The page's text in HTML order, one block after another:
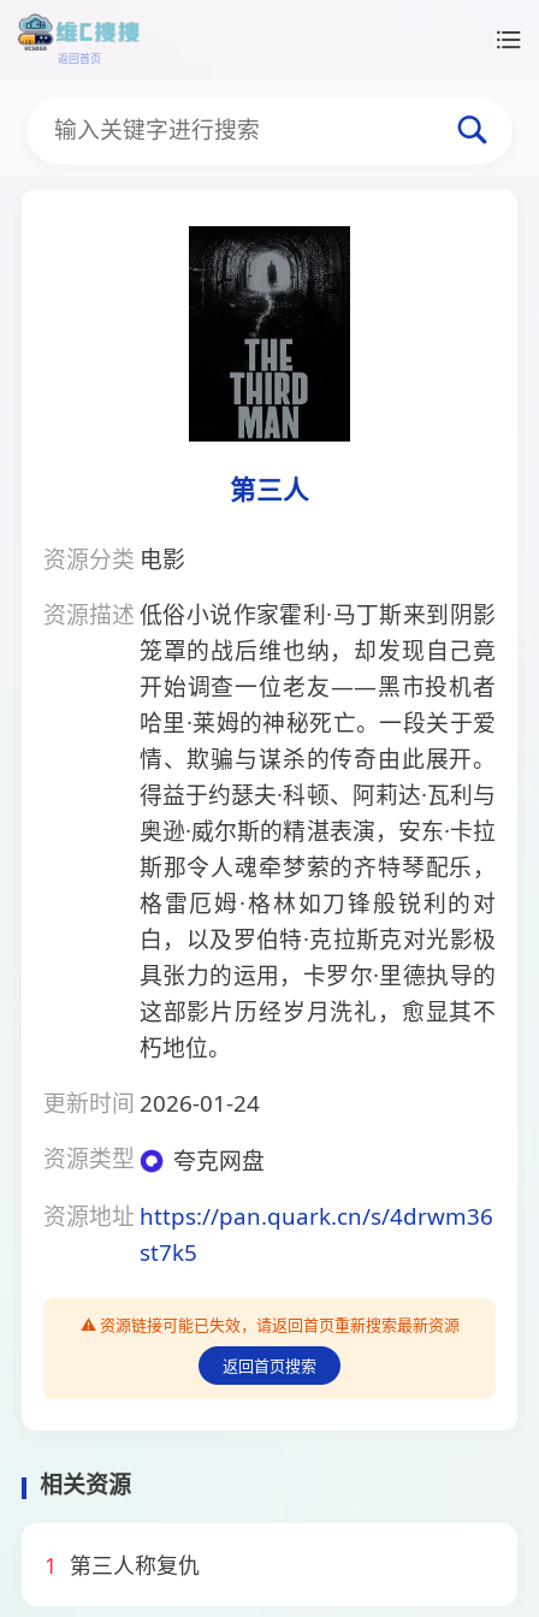
返回首页
第三人
资源分类 电影
资源描述低俗小说作家霍利·马丁斯来到阴影
笼罩的战后维也纳，却发现自己竟
开始调查一位老友——黑市投机者
哈里·莱姆的神秘死亡。一段关于爱
情、欺骗与谋杀的传奇由此展开。
得益于约瑟夫·科顿、阿莉达·瓦利与
奥逊·威尔斯的精湛表演，安东·卡拉
斯那令人魂牵梦萦的齐特琴配乐，
格雷厄姆·格林如刀锋般锐利的对
白，以及罗伯特·克拉斯克对光影极
具张力的运用，卡罗尔·里德执导的
这部影片历经岁月洗礼，愈显其不
朽地位。
更新时间 2026-01-24
资源类型
夸克网盘
资源地址 https://pan.quark.cn/s/4drwm36
st7k5
⚠️ 资源链接可能已失效，请返回首页重新搜索最新资源
返回首页搜索
相关资源
1 第三人称复仇